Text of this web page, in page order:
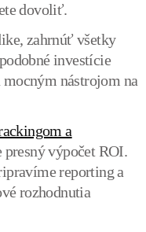
dovoliť.
zahrnúť všetky
investície
mocným nástrojom na
a
presný výpočet ROI.
reporting a
rozhodnutia